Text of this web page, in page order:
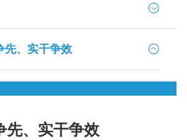
先、实干争效
先、实干争效